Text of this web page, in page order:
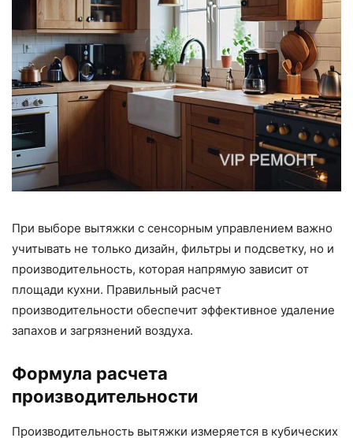
При выборе вытяжки с сенсорным управлением важно
учитывать не только дизайн, фильтры и подсветку, но и
производительность, которая напрямую зависит от
площади кухни. Правильный расчет
производительности обеспечит эффективное удаление
запахов и загрязнений воздуха.
Формула расчета
производительности
Производительность вытяжки измеряется в кубических